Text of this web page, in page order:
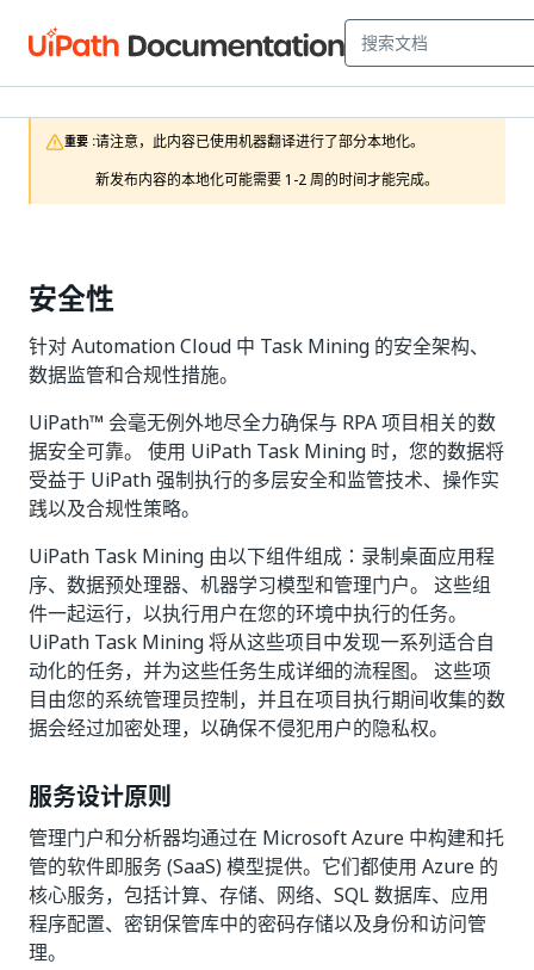
重要 :请注意，此内容已使用机器翻译进行了部分本地化。
新发布内容的本地化可能需要 1-2 周的时间才能完成。
安全性
针对 Automation Cloud 中 Task Mining 的安全架构、
数据监管和合规性措施。
UiPath™ 会毫无例外地尽全力确保与 RPA 项目相关的数
据安全可靠。 使用 UiPath Task Mining 时，您的数据将
受益于 UiPath 强制执行的多层安全和监管技术、操作实
践以及合规性策略。
UiPath Task Mining 由以下组件组成：录制桌面应用程
序、数据预处理器、机器学习模型和管理门户。 这些组
件一起运行，以执行用户在您的环境中执行的任务。
UiPath Task Mining 将从这些项目中发现一系列适合自
动化的任务，并为这些任务生成详细的流程图。 这些项
目由您的系统管理员控制，并且在项目执行期间收集的数
据会经过加密处理，以确保不侵犯用户的隐私权。
服务设计原则
管理门户和分析器均通过在 Microsoft Azure 中构建和托
管的软件即服务 (SaaS) 模型提供。它们都使用 Azure 的
核心服务，包括计算、存储、网络、SQL 数据库、应用
程序配置、密钥保管库中的密码存储以及身份和访问管
理。